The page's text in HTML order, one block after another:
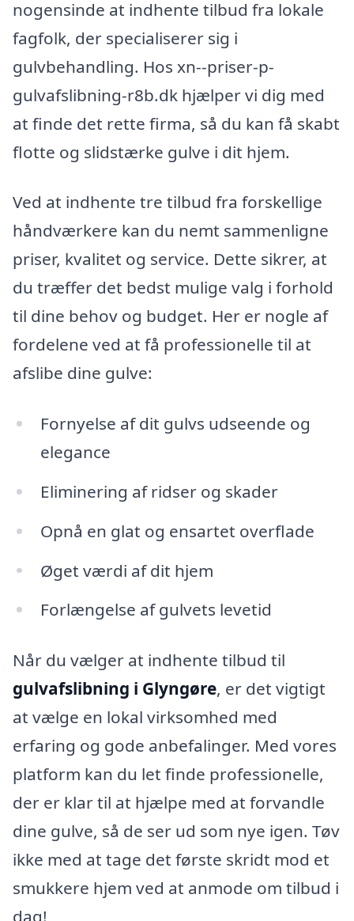
nogensinde at indhente tilbud fra lokale
fagfolk, der specialiserer sig i
gulvbehandling. Hos xn--priser-p-
gulvafslibning-r8b.dk hjælper vi dig med
at finde det rette firma, så du kan få skabt
flotte og slidstærke gulve i dit hjem.
Ved at indhente tre tilbud fra forskellige
håndværkere kan du nemt sammenligne
priser, kvalitet og service. Dette sikrer, at
du træffer det bedst mulige valg i forhold
til dine behov og budget. Her er nogle af
fordelene ved at få professionelle til at
afslibe dine gulve:
Fornyelse af dit gulvs udseende og
elegance
Eliminering af ridser og skader
Opnå en glat og ensartet overflade
Øget værdi af dit hjem
Forlængelse af gulvets levetid
Når du vælger at indhente tilbud til
gulvafslibning i Glyngøre, er det vigtigt
at vælge en lokal virksomhed med
erfaring og gode anbefalinger. Med vores
platform kan du let finde professionelle,
der er klar til at hjælpe med at forvandle
dine gulve, så de ser ud som nye igen. Tøv
ikke med at tage det første skridt mod et
smukkere hjem ved at anmode om tilbud i
dag!